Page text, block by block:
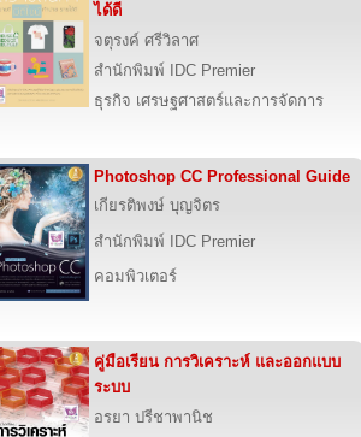
ได้ดี
จตุรงค์ ศรีวิลาศ
สำนักพิมพ์ IDC Premier
ธุรกิจ เศรษฐศาสตร์และการจัดการ
Photoshop CC Professional Guide
เกียรติพงษ์ บุญจิตร
สำนักพิมพ์ IDC Premier
คอมพิวเตอร์
คู่มือเรียน การวิเคราะห์ และออกแบบ
ระบบ
อรยา ปรีชาพานิช